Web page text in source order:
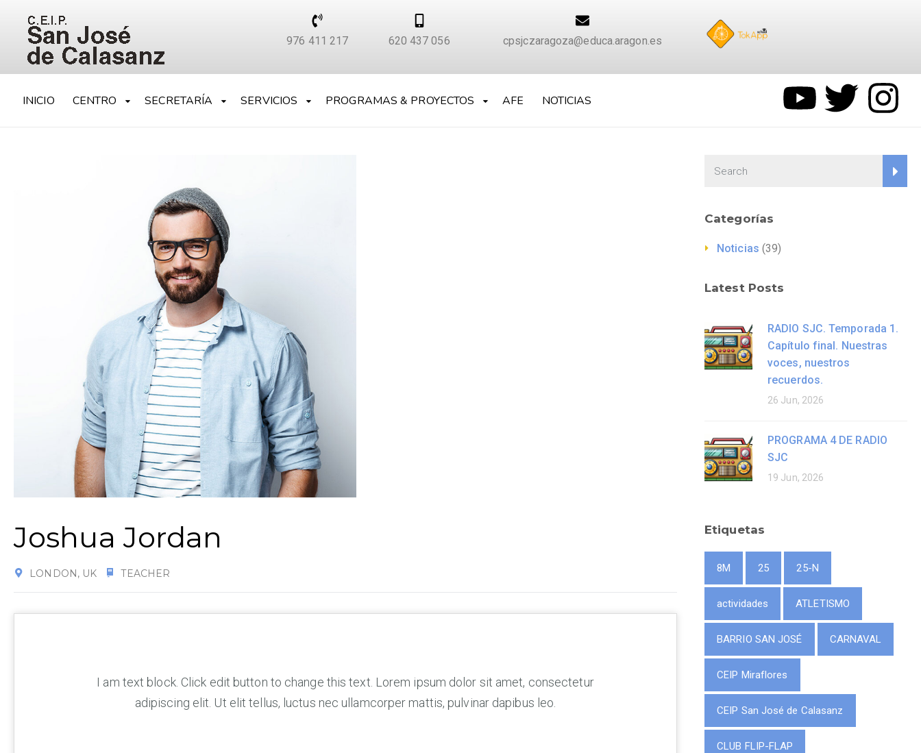
976 411 217 620 437 056 cpsjczaragoza@educa.aragon.es
INICIO CENTRO SECRETARÍA SERVICIOS PROGRAMAS & PROYECTOS AFE NOTICIAS
Joshua Jordan
LONDON, UK TEACHER
I am text block. Click edit button to change this text. Lorem ipsum dolor sit amet, consectetur
adipiscing elit. Ut elit tellus, luctus nec ullamcorper mattis, pulvinar dapibus leo.
Categorías
Noticias (39)
Latest Posts
RADIO SJC. Temporada 1.
Capítulo final. Nuestras
voces, nuestros
recuerdos.
26 Jun, 2026
PROGRAMA 4 DE RADIO
SJC
19 Jun, 2026
Etiquetas
8M 25 25-N
actividades ATLETISMO
BARRIO SAN JOSÉ CARNAVAL
CEIP Miraflores
CEIP San José de Calasanz
CLUB FLIP-FLAP